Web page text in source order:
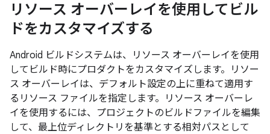
リソース オーバーレイを使用してビル
ドをカスタマイズする
Android ビルドシステムは、リソース オーバーレイを使用
してビルド時にプロダクトをカスタマイズします。リソー
ス オーバーレイは、デフォルト設定の上に重ねて適用す
るリソース ファイルを指定します。リソース オーバーレ
イを使用するには、プロジェクトのビルドファイルを編集
して、最上位ディレクトリを基準とする相対パスとして